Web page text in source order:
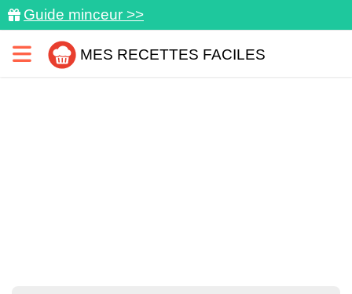
Guide minceur >>
MES RECETTES FACILES